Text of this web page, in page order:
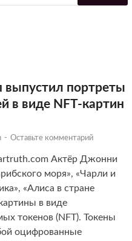
портреты
в виде NFT-картин
- Оставьте комментарий
Актёр Джонни
моря», «Чарли и
«Алиса в стране
в виде
токенов (NFT). Токены
оцифрованные